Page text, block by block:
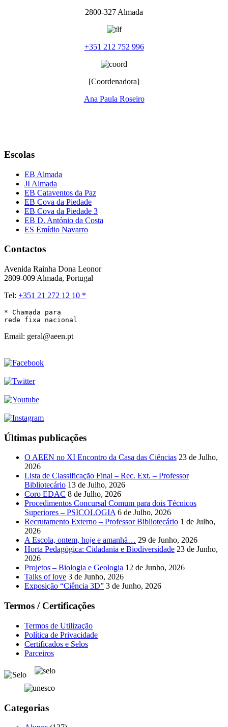
2800-327 Almada
+351 212 752 996
[Coordenadora]
Ana Paula Roseiro
Escolas
EB Almada
JI Almada
EB Cataventos da Paz
EB Cova da Piedade
EB Cova da Piedade 3
EB D. António da Costa
ES Emídio Navarro
Contactos
Avenida Rainha Dona Leonor
2809-009 Almada, Portugal
Tel: +351 21 272 12 10 *
* Chamada para
rede fixa nacional
Email: geral@aeen.pt
Últimas publicações
O AEEN no XI Encontro da Casa das Ciências 23 de Julho,
2026
Lista de Classificação Final – Rec. Ext. – Professor
Bibliotecário 13 de Julho, 2026
Coro EDAC 8 de Julho, 2026
Procedimentos Concursal Comum para dois Técnicos
Superiores – PSICOLOGIA 6 de Julho, 2026
Recrutamento Externo – Professor Bibliotecário 1 de Julho,
2026
A Escola, ontem, hoje e amanhã… 29 de Junho, 2026
Horta Pedagógica: Cidadania e Biodiversidade 23 de Junho,
2026
Projetos – Biologia e Geologia 12 de Junho, 2026
Talks of love 3 de Junho, 2026
Exposição “Ciência 3D” 3 de Junho, 2026
Termos / Certificações
Termos de Utilização
Política de Privacidade
Certificados e Selos
Parceiros
Categorias